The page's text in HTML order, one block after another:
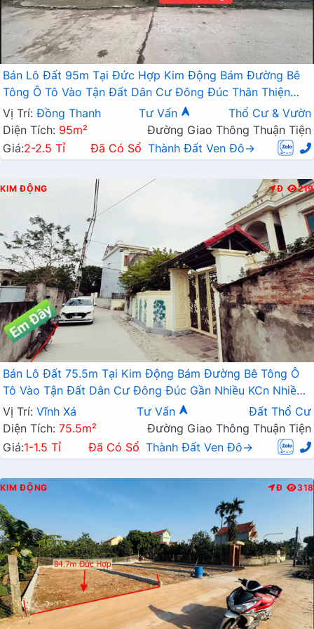
Bán Lô Đất 95m Tại Đức Hợp Kim Động Bám Đường Bê
Tông Ô Tô Vào Tận Đất Dân Cư Đông Đúc Thân Thiện
Giá Đầu Tư
Vị Trí: Đồng Thanh Tư Vấn
Thổ Cư & Vườn
Diện Tích: 95m²
Đường Giao Thông Thuận Tiện
Giá:2-2.5 Tỉ Đã Có Sổ Thành Đất Ven Đô→
KIM ĐỘNG Đ 219
Bán Lô Đất 75.5m Tại Kim Động Bám Đường Bê Tông Ô
Tô Vào Tận Đất Dân Cư Đông Đúc Gần Nhiều KCn Nhiều
Dự Án Tiềm Năng Giá Đầu Tư
Vị Trí: Vĩnh Xá Tư Vấn
Đất Thổ Cư
Diện Tích: 75.5m²
Đường Giao Thông Thuận Tiện
Giá:1-1.5 Tỉ Đã Có Sổ Thành Đất Ven Đô→
KIM ĐỘNG Đ 318